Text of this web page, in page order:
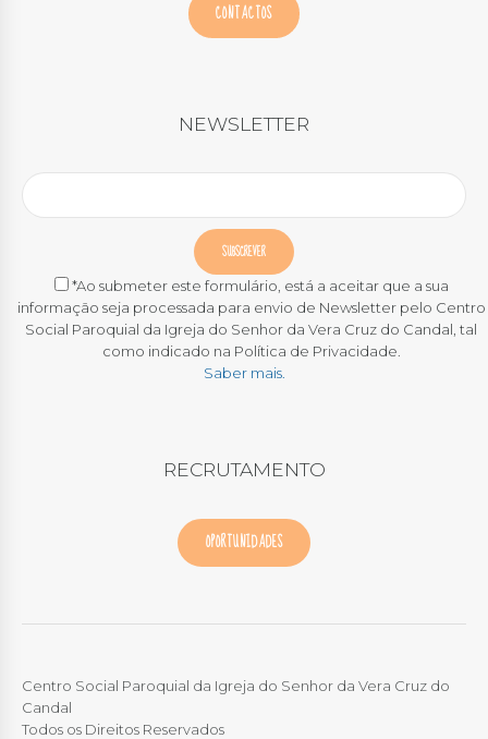
CONTACTOS
NEWSLETTER
*Ao submeter este formulário, está a aceitar que a sua
informação seja processada para envio de Newsletter pelo Centro
Social Paroquial da Igreja do Senhor da Vera Cruz do Candal, tal
como indicado na Política de Privacidade.
Saber mais.
RECRUTAMENTO
OPORTUNIDADES
Centro Social Paroquial da Igreja do Senhor da Vera Cruz do
Candal
Todos os Direitos Reservados